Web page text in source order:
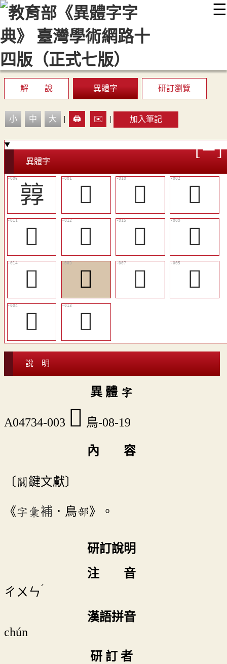
☰
::: 最新消息 常見問題 編輯說明
顯示模式
網站導覽
解 說 異體字 研訂瀏覽
小 中 大 | 🖨️ ✉️ | 加入筆記
異體字
㝇 𨿡 󶺰
𩁛
󶺱
󶺲 󶺵
󶺯
󶺴
𪂎 󶺮
󶺭
𪆾
󶺳
說 明
異 體 字
A04734-003 𪂎 鳥-08-19
內 容
〔關鍵文獻〕
《字彙補 ．鳥部》。
研訂說明
注 音
ㄔㄨㄣˊ
漢語拼音
chún
研 訂 者